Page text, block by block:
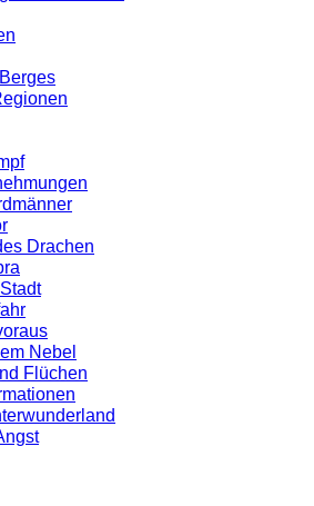
Drachen
Nebel
Flüchen